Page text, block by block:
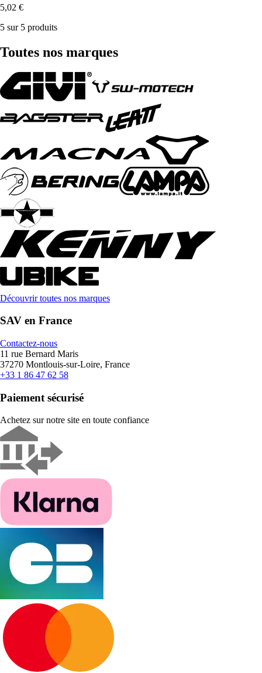
5,02 €
5 sur 5 produits
Toutes nos marques
Découvrir toutes nos marques
SAV en France
Contactez-nous
11 rue Bernard Maris
37270 Montlouis-sur-Loire, France
+33 1 86 47 62 58
Paiement sécurisé
Achetez sur notre site en toute confiance